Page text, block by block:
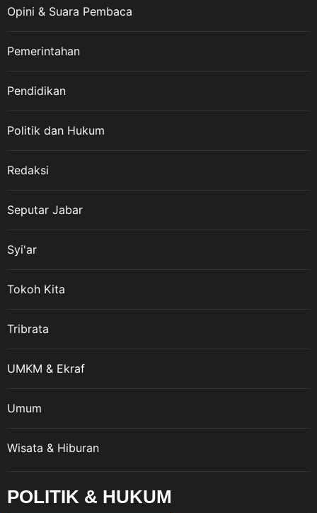
Opini & Suara Pembaca
Pemerintahan
Pendidikan
Politik dan Hukum
Redaksi
Seputar Jabar
Syi'ar
Tokoh Kita
Tribrata
UMKM & Ekraf
Umum
Wisata & Hiburan
POLITIK & HUKUM